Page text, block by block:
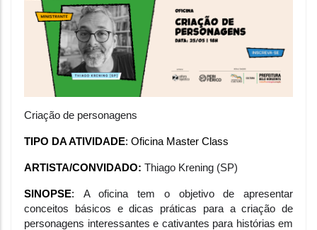
Criação de personagens
TIPO DA ATIVIDADE: Oficina Master Class
ARTISTA/CONVIDADO: Thiago Krening (SP)
SINOPSE: A oficina tem o objetivo de apresentar
conceitos básicos e dicas práticas para a criação de
personagens interessantes e cativantes para histórias em